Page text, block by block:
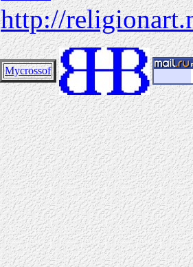
http://
Mycrossof